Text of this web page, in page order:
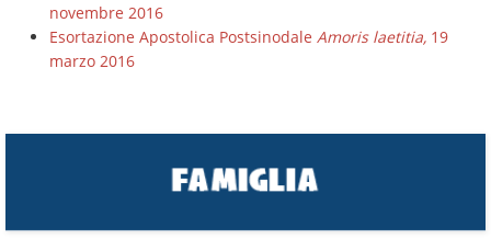
novembre 2016
Esortazione Apostolica Postsinodale Amoris laetitia, 19
marzo 2016